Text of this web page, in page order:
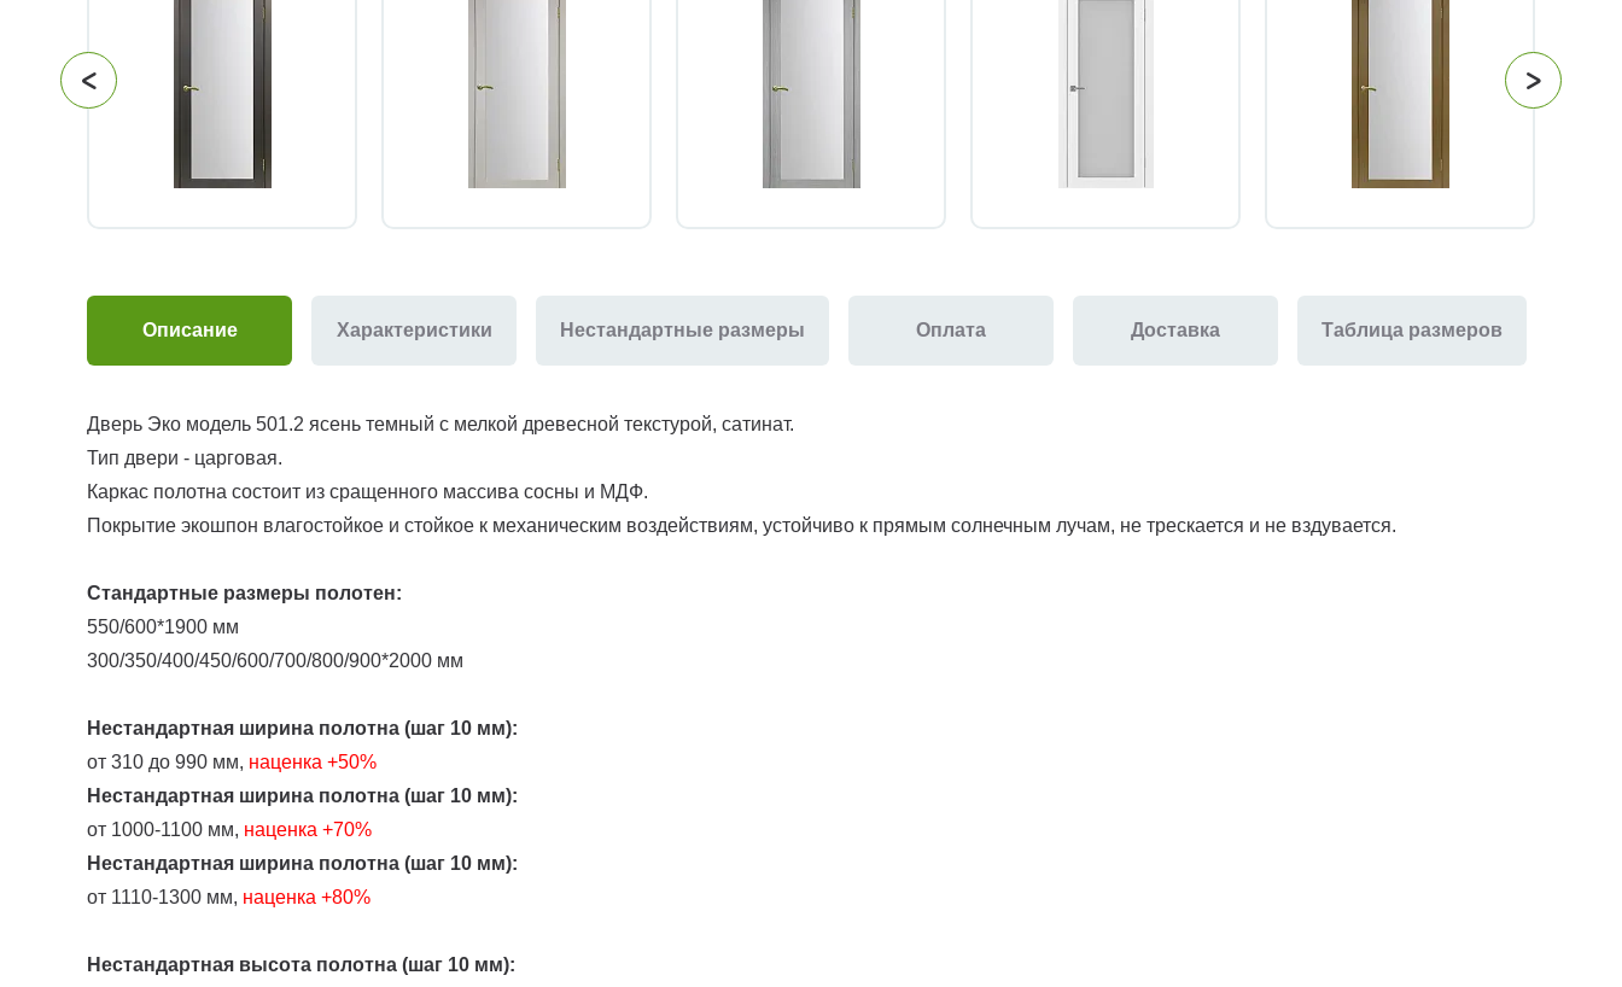
Описание Характеристики Нестандартные размеры Оплата Доставка Таблица размеров
Дверь Эко модель 501.2 ясень темный с мелкой древесной текстурой, сатинат.
Тип двери - царговая.
Каркас полотна состоит из сращенного массива сосны и МДФ.
Покрытие экошпон влагостойкое и стойкое к механическим воздействиям, устойчиво к прямым солнечным лучам, не трескается и не вздувается.
Стандартные размеры полотен:
550/600*1900 мм
300/350/400/450/600/700/800/900*2000 мм
Нестандартная ширина полотна (шаг 10 мм):
от 310 до 990 мм, наценка +50%
Нестандартная ширина полотна (шаг 10 мм):
от 1000-1100 мм, наценка +70%
Нестандартная ширина полотна (шаг 10 мм):
от 1110-1300 мм, наценка +80%
Нестандартная высота полотна (шаг 10 мм):